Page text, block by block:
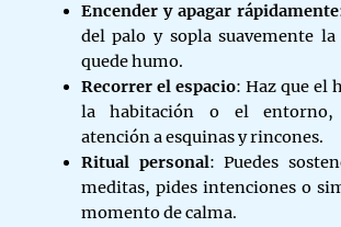
Encender y apagar rápidamente
del palo y sopla suavemente
quede humo.
Recorrer el espacio: Haz que el
la habitación o el entorno,
atención a esquinas y rincones.
Ritual personal: Puedes
meditas, pides intenciones o
momento de calma.